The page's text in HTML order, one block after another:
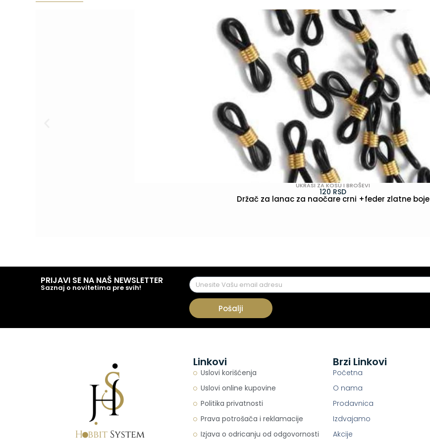
UKRASI ZA KOSU I BROŠEVI
120 RSD
Držač za lanac za naočare crni +feder zlatne boje
PRIJAVI SE NA NAŠ NEWSLETTER
Saznaj o novitetima pre svih!
Pošalji
Linkovi
Uslovi korišćenja
Uslovi online kupovine
Politika privatnosti
Prava potrošača i reklamacije
Izjava o odricanju od odgovornosti
Brzi Linkovi
Početna
O nama
Prodavnica
Izdvajamo
Akcije